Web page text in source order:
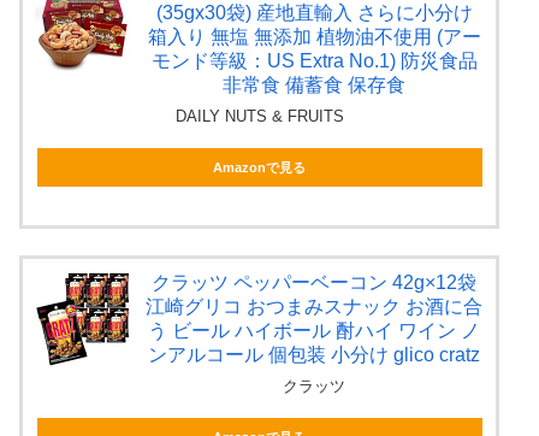
(35gx30袋) 産地直輸入 さらに小分け
箱入り 無塩 無添加 植物油不使用 (アー
モンド等級：US Extra No.1) 防災食品
非常食 備蓄食 保存食
DAILY NUTS & FRUITS
Amazonで見る
クラッツ ペッパーベーコン 42g×12袋
江崎グリコ おつまみスナック お酒に合
う ビール ハイボール 酎ハイ ワイン ノ
ンアルコール 個包装 小分け glico cratz
クラッツ